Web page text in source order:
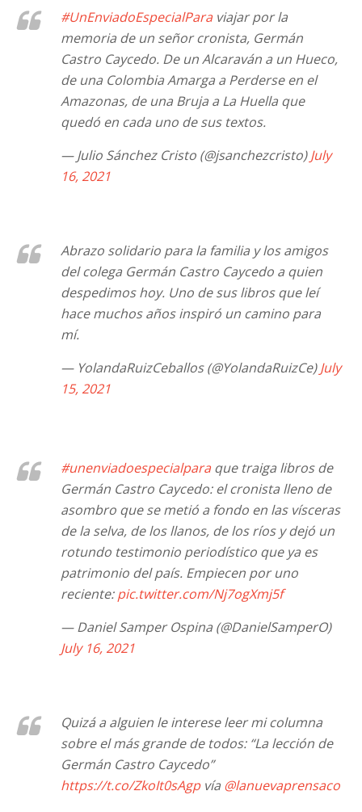
#UnEnviadoEspecialPara viajar por la
memoria de un señor cronista, Germán
Castro Caycedo. De un Alcaraván a un Hueco,
de una Colombia Amarga a Perderse en el
Amazonas, de una Bruja a La Huella que
quedó en cada uno de sus textos.
— Julio Sánchez Cristo (@jsanchezcristo)July
16, 2021
Abrazo solidario para la familia y los amigos
del colega Germán Castro Caycedo a quien
despedimos hoy. Uno de sus libros que leí
hace muchos años inspiró un camino para
mí.
— YolandaRuizCeballos (@YolandaRuizCe)July
15, 2021
#unenviadoespecialpara que traiga libros de
Germán Castro Caycedo: el cronista lleno de
asombro que se metió a fondo en las vísceras
de la selva, de los llanos, de los ríos y dejó un
rotundo testimonio periodístico que ya es
patrimonio del país. Empiecen por uno
reciente:pic.twitter.com/Nj7ogXmj5f
— Daniel Samper Ospina (@DanielSamperO)
July 16, 2021
Quizá a alguien le interese leer mi columna
sobre el más grande de todos: “La lección de
Germán Castro Caycedo”
https://t.co/ZkoIt0sAgpvía @lanuevaprensaco